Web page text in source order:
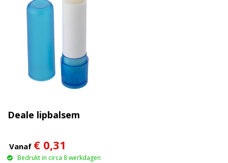
Deale lipbalsem
Vanaf € 0,31
Bedrukt in circa 8 werkdagen